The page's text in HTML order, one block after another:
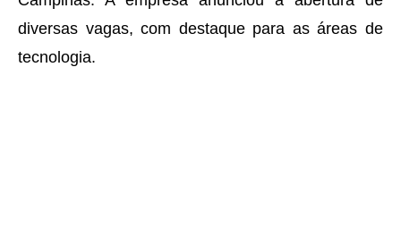
diversas vagas, com destaque para as áreas de
tecnologia.